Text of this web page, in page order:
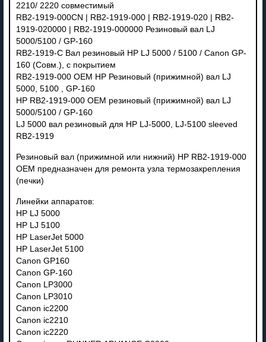
2210/ 2220 совместимый
RB2-1919-000CN | RB2-1919-000 | RB2-1919-020 | RB2-
1919-020000 | RB2-1919-000000 Резиновый вал LJ
5000/5100 / GP-160
RB2-1919-C Вал резиновый HP LJ 5000 / 5100 / Canon GP-
160 (Совм.), с покрытием
RB2-1919-000 ОЕМ HP Резиновый (прижимной) вал LJ
5000, 5100 , GP-160
HP RB2-1919-000 ОЕМ резиновый (прижимной) вал LJ
5000/5100 / GP-160
LJ 5000 вал резиновый для HP LJ-5000, LJ-5100 sleeved
RB2-1919
Резиновый вал (прижимной или нижний) HP RB2-1919-000
ОЕМ предназначен для ремонта узла термозакрепления
(печки)
Линейки аппаратов:
HP LJ 5000
HP LJ 5100
HP LaserJet 5000
HP LaserJet 5100
Canon GP160
Canon GP-160
Canon LP3000
Canon LP3010
Canon ic2200
Canon ic2210
Canon ic2220